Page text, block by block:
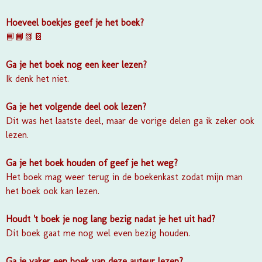
Hoeveel boekjes geef je het boek?
📘📙📗📔
Ga je het boek nog een keer lezen?
Ik denk het niet.
Ga je het volgende deel ook lezen?
Dit was het laatste deel, maar de vorige delen ga ik zeker ook
lezen.
Ga je het boek houden of geef je het weg?
Het boek mag weer terug in de boekenkast zodat mijn man
het boek ook kan lezen.
Houdt 't boek je nog lang bezig nadat je het uit had?
Dit boek gaat me nog wel even bezig houden.